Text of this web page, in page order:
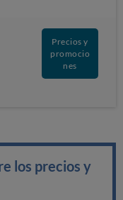
Precios y
promocio
nes
los precios y